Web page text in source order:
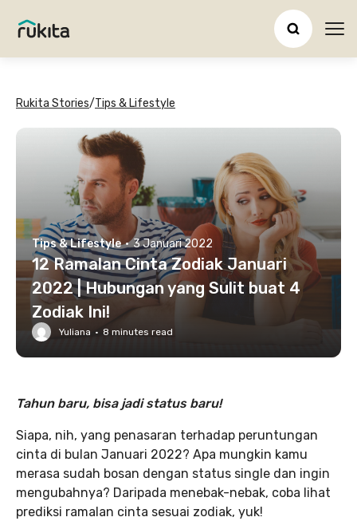
Rukita Stories/Tips & Lifestyle
Tips & Lifestyle · 3 Januari 2022
12 Ramalan Cinta Zodiak Januari
2022 | Hubungan yang Sulit buat 4
Zodiak Ini!
Yuliana · 8 minutes read
Tahun baru, bisa jadi status baru!
Siapa, nih, yang penasaran terhadap peruntungan
cinta di bulan Januari 2022? Apa mungkin kamu
merasa sudah bosan dengan status single dan ingin
mengubahnya? Daripada menebak-nebak, coba lihat
prediksi ramalan cinta sesuai zodiak, yuk!